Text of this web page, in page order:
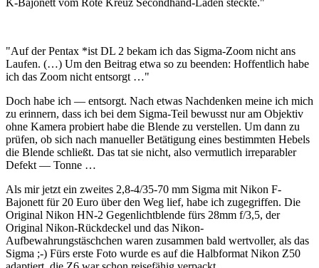
"Auf der Pentax *ist DL 2 bekam ich das Sigma-Zoom nicht ans
Laufen. (…) Um den Beitrag etwa so zu beenden: Hoffentlich habe
ich das Zoom nicht entsorgt …"
Doch habe ich — entsorgt. Nach etwas Nachdenken meine ich mich
zu erinnern, dass ich bei dem Sigma-Teil bewusst nur am Objektiv
ohne Kamera probiert habe die Blende zu verstellen. Um dann zu
prüfen, ob sich nach manueller Betätigung eines bestimmten Hebels
die Blende schließt. Das tat sie nicht, also vermutlich irreparabler
Defekt — Tonne …
Als mir jetzt ein zweites 2,8-4/35-70 mm Sigma mit Nikon F-
Bajonett für 20 Euro über den Weg lief, habe ich zugegriffen. Die
Original Nikon HN-2 Gegenlichtblende fürs 28mm f/3,5, der
Original Nikon-Rückdeckel und das Nikon-
Aufbewahrungstäschchen waren zusammen bald wertvoller, als das
Sigma ;-) Fürs erste Foto wurde es auf die Halbformat Nikon Z50